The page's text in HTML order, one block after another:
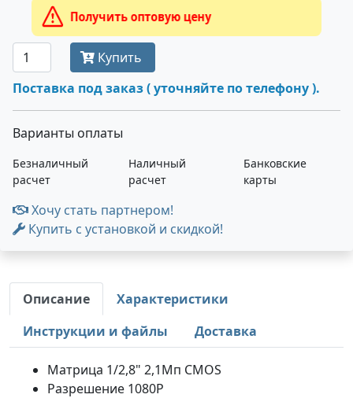
Получить оптовую цену
Купить
Поставка под заказ ( уточняйте по телефону ).
Варианты оплаты
Безналичный
расчет
Наличный
расчет
Банковские
карты
Хочу стать партнером!
Купить с установкой и скидкой!
Описание
Характеристики
Инструкции и файлы
Доставка
Матрица 1/2,8" 2,1Mп CMOS
Разрешение 1080P